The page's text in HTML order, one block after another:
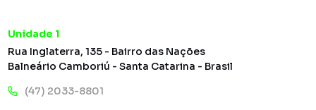
Unidade 1
Rua Inglaterra, 135 - Bairro das Nações
Balneário Camboriú - Santa Catarina - Brasil
(47) 2033-8801